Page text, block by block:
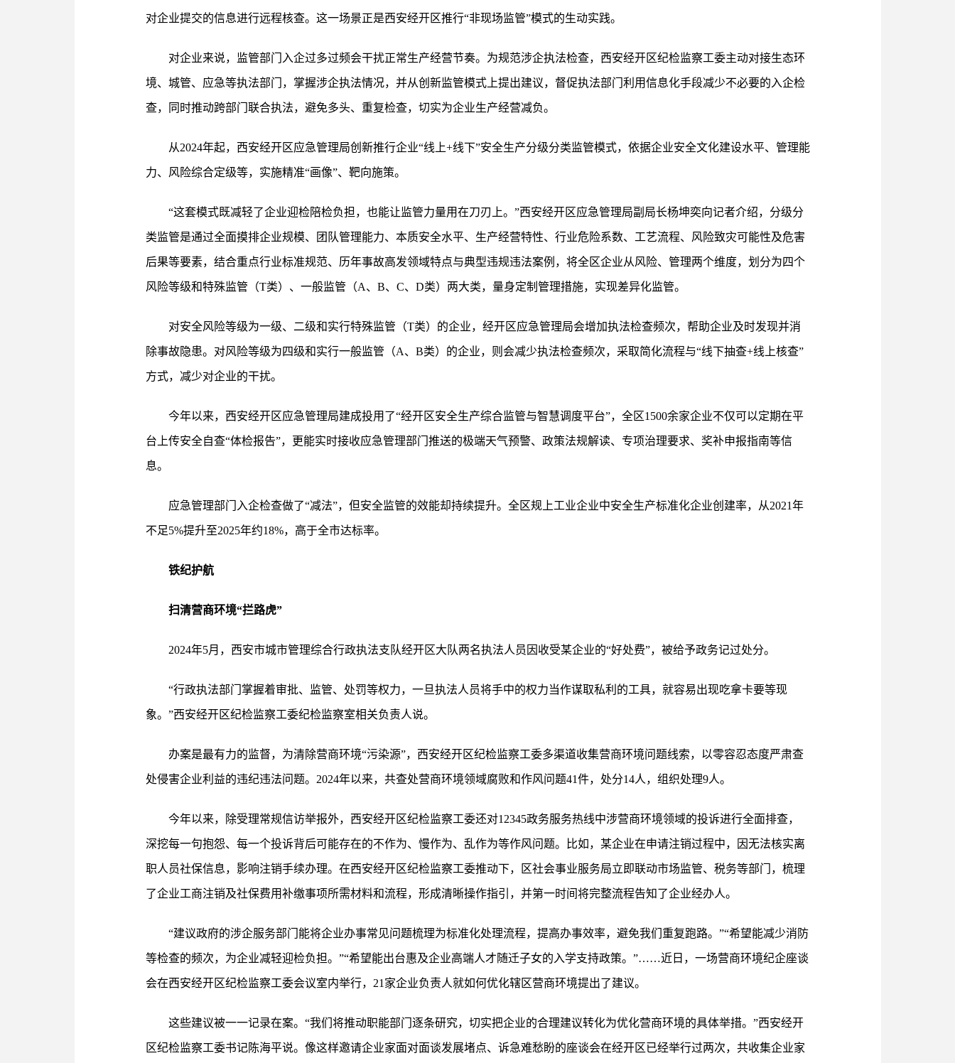
对企业提交的信息进行远程核查。这一场景正是西安经开区推行“非现场监管”模式的生动实践。
对企业来说，监管部门入企过多过频会干扰正常生产经营节奏。为规范涉企执法检查，西安经开区纪检监察工委主动对接生态环
境、城管、应急等执法部门，掌握涉企执法情况，并从创新监管模式上提出建议，督促执法部门利用信息化手段减少不必要的入企检
查，同时推动跨部门联合执法，避免多头、重复检查，切实为企业生产经营减负。
从2024年起，西安经开区应急管理局创新推行企业“线上+线下”安全生产分级分类监管模式，依据企业安全文化建设水平、管理能
力、风险综合定级等，实施精准“画像”、靶向施策。
“这套模式既减轻了企业迎检陪检负担，也能让监管力量用在刀刃上。”西安经开区应急管理局副局长杨坤奕向记者介绍，分级分
类监管是通过全面摸排企业规模、团队管理能力、本质安全水平、生产经营特性、行业危险系数、工艺流程、风险致灾可能性及危害
后果等要素，结合重点行业标准规范、历年事故高发领域特点与典型违规违法案例，将全区企业从风险、管理两个维度，划分为四个
风险等级和特殊监管（T类）、一般监管（A、B、C、D类）两大类，量身定制管理措施，实现差异化监管。
对安全风险等级为一级、二级和实行特殊监管（T类）的企业，经开区应急管理局会增加执法检查频次，帮助企业及时发现并消
除事故隐患。对风险等级为四级和实行一般监管（A、B类）的企业，则会减少执法检查频次，采取简化流程与“线下抽查+线上核查”
方式，减少对企业的干扰。
今年以来，西安经开区应急管理局建成投用了“经开区安全生产综合监管与智慧调度平台”，全区1500余家企业不仅可以定期在平
台上传安全自查“体检报告”，更能实时接收应急管理部门推送的极端天气预警、政策法规解读、专项治理要求、奖补申报指南等信
息。
应急管理部门入企检查做了“减法”，但安全监管的效能却持续提升。全区规上工业企业中安全生产标准化企业创建率，从2021年
不足5%提升至2025年约18%，高于全市达标率。
铁纪护航
扫清营商环境“拦路虎”
2024年5月，西安市城市管理综合行政执法支队经开区大队两名执法人员因收受某企业的“好处费”，被给予政务记过处分。
“行政执法部门掌握着审批、监管、处罚等权力，一旦执法人员将手中的权力当作谋取私利的工具，就容易出现吃拿卡要等现
象。”西安经开区纪检监察工委纪检监察室相关负责人说。
办案是最有力的监督，为清除营商环境“污染源”，西安经开区纪检监察工委多渠道收集营商环境问题线索，以零容忍态度严肃查
处侵害企业利益的违纪违法问题。2024年以来，共查处营商环境领域腐败和作风问题41件，处分14人，组织处理9人。
今年以来，除受理常规信访举报外，西安经开区纪检监察工委还对12345政务服务热线中涉营商环境领域的投诉进行全面排查，
深挖每一句抱怨、每一个投诉背后可能存在的不作为、慢作为、乱作为等作风问题。比如，某企业在申请注销过程中，因无法核实离
职人员社保信息，影响注销手续办理。在西安经开区纪检监察工委推动下，区社会事业服务局立即联动市场监管、税务等部门，梳理
了企业工商注销及社保费用补缴事项所需材料和流程，形成清晰操作指引，并第一时间将完整流程告知了企业经办人。
“建议政府的涉企服务部门能将企业办事常见问题梳理为标准化处理流程，提高办事效率，避免我们重复跑路。”“希望能减少消防
等检查的频次，为企业减轻迎检负担。”“希望能出台惠及企业高端人才随迁子女的入学支持政策。”……近日，一场营商环境纪企座谈
会在西安经开区纪检监察工委会议室内举行，21家企业负责人就如何优化辖区营商环境提出了建议。
这些建议被一一记录在案。“我们将推动职能部门逐条研究，切实把企业的合理建议转化为优化营商环境的具体举措。”西安经开
区纪检监察工委书记陈海平说。像这样邀请企业家面对面谈发展堵点、诉急难愁盼的座谈会在经开区已经举行过两次，共收集企业家